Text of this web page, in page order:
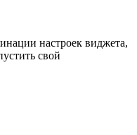
настроек виджета,
свой